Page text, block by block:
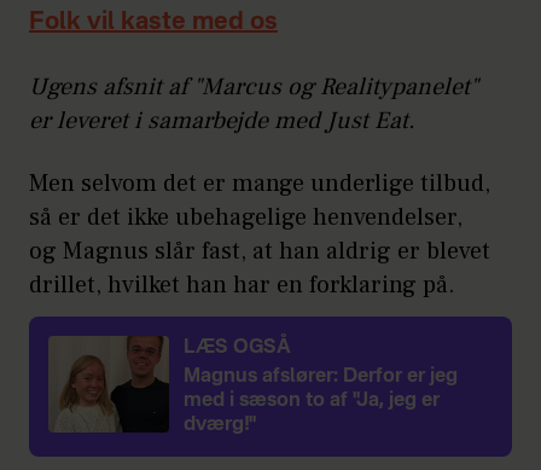
Folk vil kaste med os
Ugens afsnit af "Marcus og Realitypanelet"
er leveret i samarbejde med Just Eat.
Men selvom det er mange underlige tilbud,
så er det ikke ubehagelige henvendelser,
og Magnus slår fast, at han aldrig er blevet
drillet, hvilket han har en forklaring på.
LÆS OGSÅ
Magnus afslører: Derfor er jeg
med i sæson to af "Ja, jeg er
dværg!"